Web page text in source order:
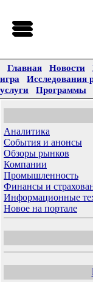
Главная Новости
игра
Исследования
услуги
Программы
Аналитика
События и анонсы
Обзоры рынков
Компании
Промышленность
Финансы и
Информационные
Новое на портале